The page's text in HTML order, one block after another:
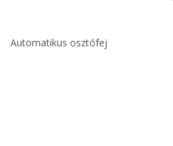
Automatikus osztófej